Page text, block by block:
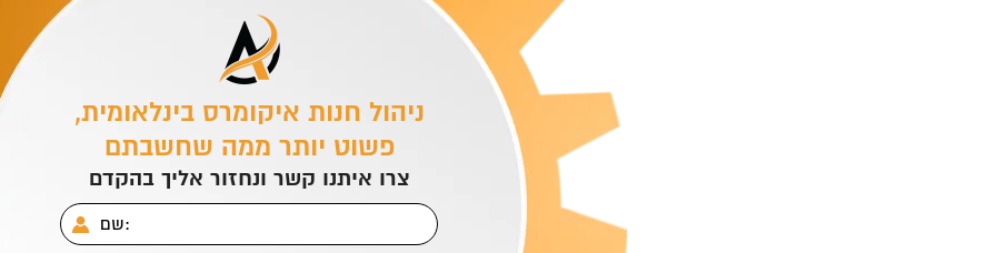
ניהול חנות איקומרס בינלאומית,
פשוט יותר ממה שחשבתם
צרו איתנו קשר ונחזור אליך בהקדם